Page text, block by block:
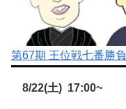
第67期 王位戦七番勝負
8/22(土) 17:00~